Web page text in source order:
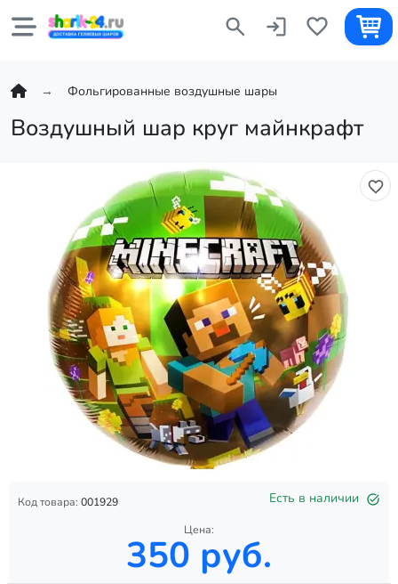
Фольгированные воздушные шары
Воздушный шар круг майнкрафт
Код товара: 001929 Есть в наличии
Цена:
350 руб.